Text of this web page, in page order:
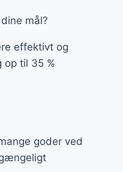
mål?
effektivt og
op til 35 %
goder ved